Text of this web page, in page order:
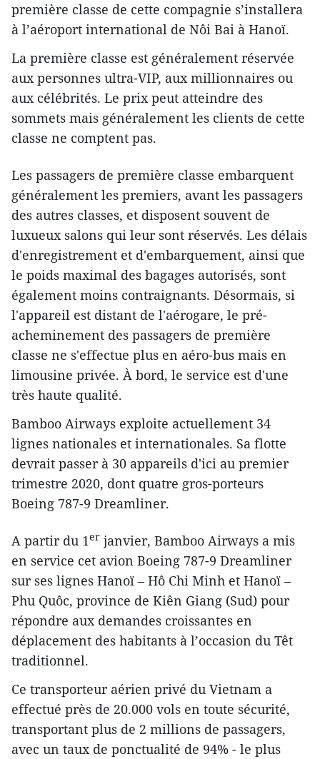
première classe de cette compagnie s’installera
à l’aéroport international de Nôi Bai à Hanoï.
La première classe est généralement réservée
aux personnes ultra-VIP, aux millionnaires ou
aux célébrités. Le prix peut atteindre des
sommets mais généralement les clients de cette
classe ne comptent pas.
Les passagers de première classe embarquent
généralement les premiers, avant les passagers
des autres classes, et disposent souvent de
luxueux salons qui leur sont réservés. Les délais
d'enregistrement et d'embarquement, ainsi que
le poids maximal des bagages autorisés, sont
également moins contraignants. Désormais, si
l'appareil est distant de l'aérogare, le pré-
acheminement des passagers de première
classe ne s'effectue plus en aéro-bus mais en
limousine privée. À bord, le service est d'une
très haute qualité.
Bamboo Airways exploite actuellement 34
lignes nationales et internationales. Sa flotte
devrait passer à 30 appareils d'ici au premier
trimestre 2020, dont quatre gros-porteurs
Boeing 787-9 Dreamliner.
A partir du 1er janvier, Bamboo Airways a mis
en service cet avion Boeing 787-9 Dreamliner
sur ses lignes Hanoï – Hô Chi Minh et Hanoï –
Phu Quôc, province de Kiên Giang (Sud) pour
répondre aux demandes croissantes en
déplacement des habitants à l’occasion du Têt
traditionnel.
Ce transporteur aérien privé du Vietnam a
effectué près de 20.000 vols en toute sécurité,
transportant plus de 2 millions de passagers,
avec un taux de ponctualité de 94% - le plus